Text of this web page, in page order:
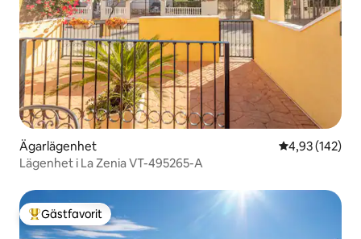
Ägarlägenhet 4,93 av 5 i
4,93 (142)
Lägenhet i La Zenia VT-495265-A
Populär gästfavorit
Gästfavorit